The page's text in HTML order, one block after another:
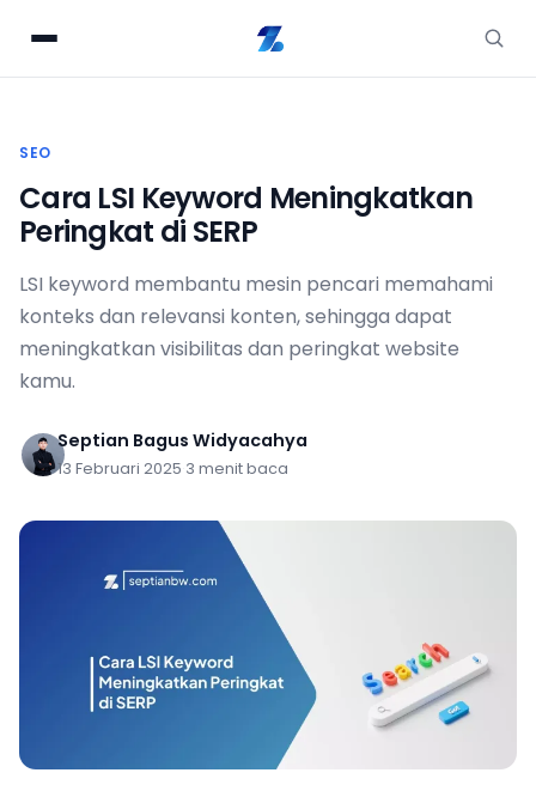
SEO
Cara LSI Keyword Meningkatkan
Peringkat di SERP
LSI keyword membantu mesin pencari memahami
konteks dan relevansi konten, sehingga dapat
meningkatkan visibilitas dan peringkat website
kamu.
Septian Bagus Widyacahya
13 Februari 2025 3 menit baca